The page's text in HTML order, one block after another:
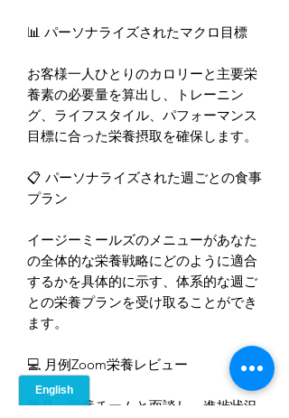
📊 パーソナライズされたマクロ目標
お客様一人ひとりのカロリーと主要栄
養素の必要量を算出し、トレーニン
グ、ライフスタイル、パフォーマンス
目標に合った栄養摂取を確保します。
📋 パーソナライズされた週ごとの食事
プラン
イージーミールズのメニューがあなた
の全体的な栄養戦略にどのように適合
するかを具体的に示す、体系的な週ご
との栄養プランを受け取ることができ
ます。
💻 月例Zoom栄養レビュー
毎月、栄養チームと面談し、進捗状況